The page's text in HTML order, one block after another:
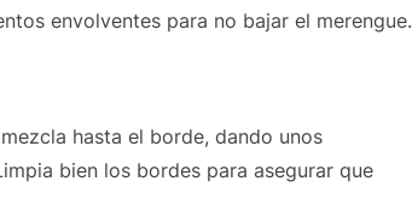
envolventes para no bajar el merengue.
hasta el borde, dando unos
bien los bordes para asegurar que